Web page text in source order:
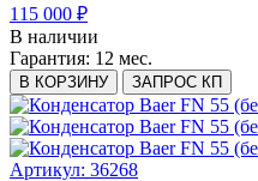
115 000 ₽
В наличии
Гарантия: 12 мес.
В КОРЗИНУ ЗАПРОС КП
Артикул: 36268